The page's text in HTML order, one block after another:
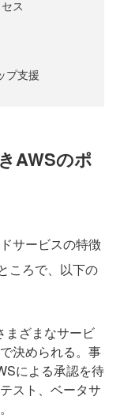
ス
プ支援
AWSのポ
サービスの特徴
ころで、以下の
まざまなサービ
決められる。事
による承認を待
スト、ベータサ